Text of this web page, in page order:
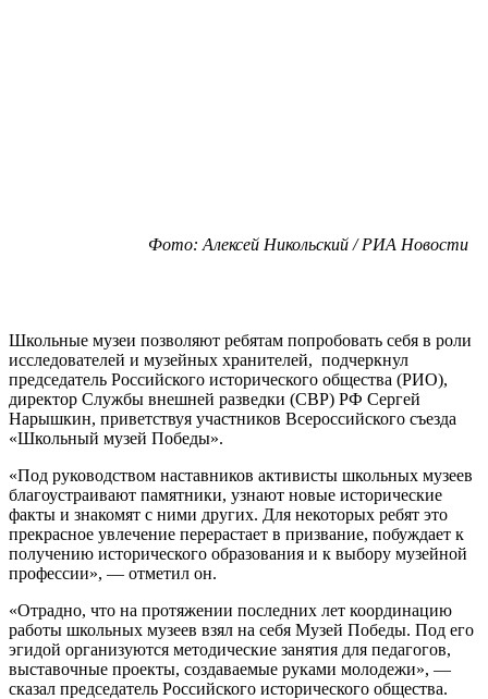
Фото: Алексей Никольский / РИА Новости
Школьные музеи позволяют ребятам попробовать себя в роли
исследователей и музейных хранителей, подчеркнул
председатель Российского исторического общества (РИО),
директор Службы внешней разведки (СВР) РФ Сергей
Нарышкин, приветствуя участников Всероссийского съезда
«Школьный музей Победы».
«Под руководством наставников активисты школьных музеев
благоустраивают памятники, узнают новые исторические
факты и знакомят с ними других. Для некоторых ребят это
прекрасное увлечение перерастает в призвание, побуждает к
получению исторического образования и к выбору музейной
профессии», — отметил он.
«Отрадно, что на протяжении последних лет координацию
работы школьных музеев взял на себя Музей Победы. Под его
эгидой организуются методические занятия для педагогов,
выставочные проекты, создаваемые руками молодежи», —
сказал председатель Российского исторического общества.